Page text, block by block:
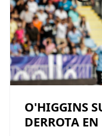
O'HIGGINS
DERROTA